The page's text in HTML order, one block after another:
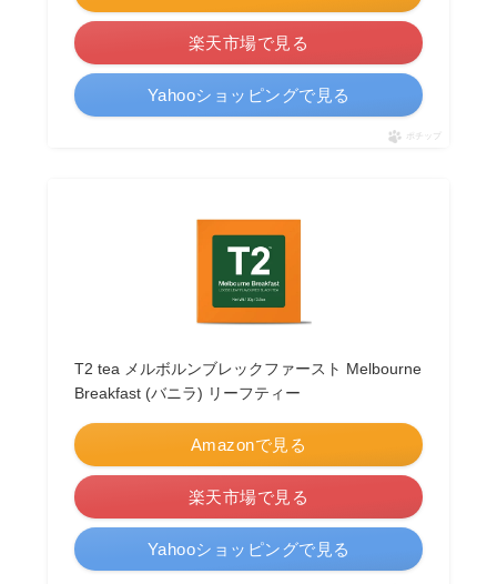
楽天市場で見る
Yahooショッピングで見る
ポチップ
T2 tea メルボルンブレックファースト Melbourne
Breakfast (バニラ) リーフティー
Amazonで見る
楽天市場で見る
Yahooショッピングで見る